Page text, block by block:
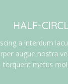
HALF-
a interdum
augue nostra
torquent metus